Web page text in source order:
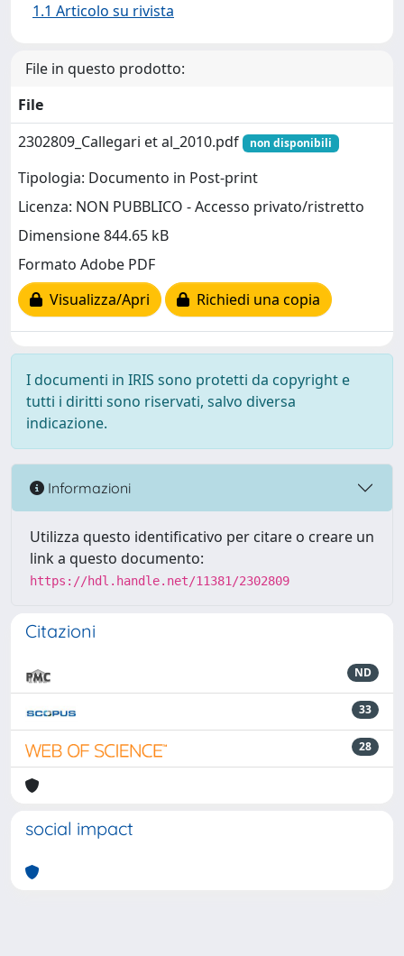
1.1 Articolo su rivista
File in questo prodotto:
File
2302809_Callegari et al_2010.pdf
non disponibili
Tipologia: Documento in Post-print
Licenza: NON PUBBLICO - Accesso privato/ristretto
Dimensione 844.65 kB
Formato Adobe PDF
Visualizza/Apri
Richiedi una copia
I documenti in IRIS sono protetti da copyright e
tutti i diritti sono riservati, salvo diversa
indicazione.
Informazioni
Utilizza questo identificativo per citare o creare un
link a questo documento:
https://hdl.handle.net/11381/2302809
Citazioni
ND
33
28
social impact